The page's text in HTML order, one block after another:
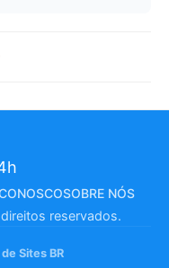
SOBRE NÓS
reservados.
Sites BR